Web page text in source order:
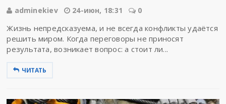
adminekiev 24-июн, 18:31 0
Жизнь непредсказуема, и не всегда конфликты удаётся
решить миром. Когда переговоры не приносят
результата, возникает вопрос: а стоит ли...
ЧИТАТЬ